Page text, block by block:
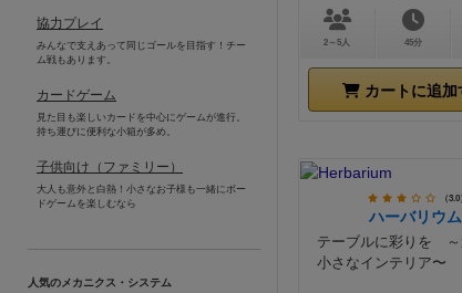
2～5人 45分
カートに追加
（3.0
ハーバリウム
テーブルに彩りを ～
小さなインテリア〜
協力プレイ
みんなで支えあって同じゴールを目指す！チー
ム戦もあります。
カードゲーム
見た目も楽しいカードを中心にゲームが進行。
持ち運びに便利な小箱が多め。
子供向け（ファミリー）
大人も意外と白熱！小さなお子様も一緒にボー
ドゲームを楽しむなら
人気のメカニクス・システム